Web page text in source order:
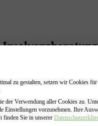
die sich an
ist, insbesondere
ist darauf ausgerichtet,
auf dem Weg zur
zu gestalten, setzen wir Cookies für
der Verwendung aller Cookies zu.
Einstellungen vorzunehmen. Ihre
finden Sie in unserer